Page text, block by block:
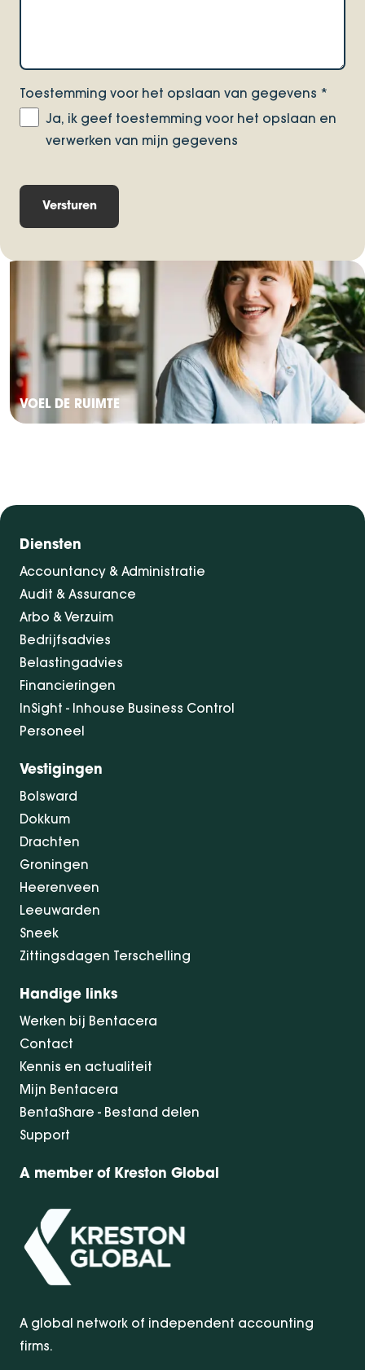
Toestemming voor het opslaan van gegevens *
Ja, ik geef toestemming voor het opslaan en
verwerken van mijn gegevens
VOEL DE RUIMTE
Diensten
Accountancy & Administratie
Audit & Assurance
Arbo & Verzuim
Bedrijfsadvies
Belastingadvies
Financieringen
InSight - Inhouse Business Control
Personeel
Vestigingen
Bolsward
Dokkum
Drachten
Groningen
Heerenveen
Leeuwarden
Sneek
Zittingsdagen Terschelling
Handige links
Werken bij Bentacera
Contact
Kennis en actualiteit
Mijn Bentacera
BentaShare - Bestand delen
Support
A member of Kreston Global
A global network of independent accounting
firms.